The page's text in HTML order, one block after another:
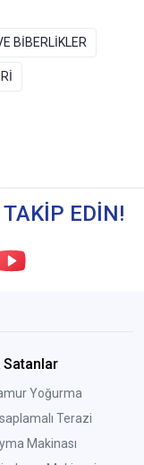
BİBERLİKLER
EDİN!
Satanlar
Yoğurma
Terazi
Makinası